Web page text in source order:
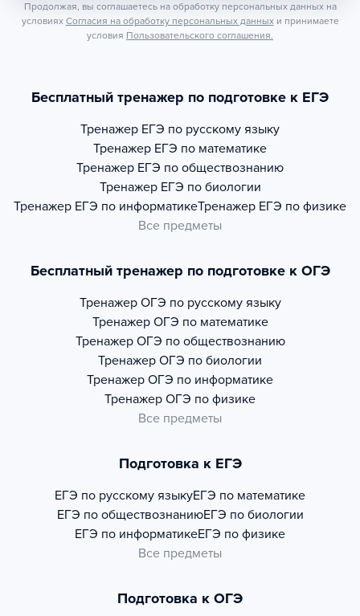
Продолжая, вы соглашаетесь на обработку персональных данных на
условиях Согласия на обработку персональных данных и принимаете
условия Пользовательского соглашения.
Бесплатный тренажер по подготовке к ЕГЭ
Тренажер ЕГЭ по русскому языку
Тренажер ЕГЭ по математике
Тренажер ЕГЭ по обществознанию
Тренажер ЕГЭ по биологии
Тренажер ЕГЭ по информатикеТренажер ЕГЭ по физике
Все предметы
Бесплатный тренажер по подготовке к ОГЭ
Тренажер ОГЭ по русскому языку
Тренажер ОГЭ по математике
Тренажер ОГЭ по обществознанию
Тренажер ОГЭ по биологии
Тренажер ОГЭ по информатике
Тренажер ОГЭ по физике
Все предметы
Подготовка к ЕГЭ
ЕГЭ по русскому языкуЕГЭ по математике
ЕГЭ по обществознаниюЕГЭ по биологии
ЕГЭ по информатикеЕГЭ по физике
Все предметы
Подготовка к ОГЭ